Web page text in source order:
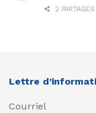
2 PARTAGES
Lettre
Courriel